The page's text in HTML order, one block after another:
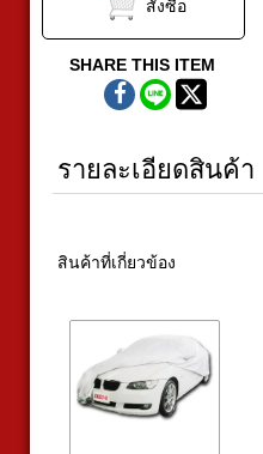
สั่งซื้อ
SHARE THIS ITEM
รายละเอียดสินค้า
สินค้าที่เกี่ยวข้อง